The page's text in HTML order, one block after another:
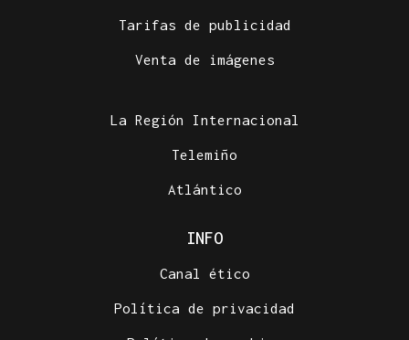
Tarifas de publicidad
Venta de imágenes
La Región Internacional
Telemiño
Atlántico
INFO
Canal ético
Política de privacidad